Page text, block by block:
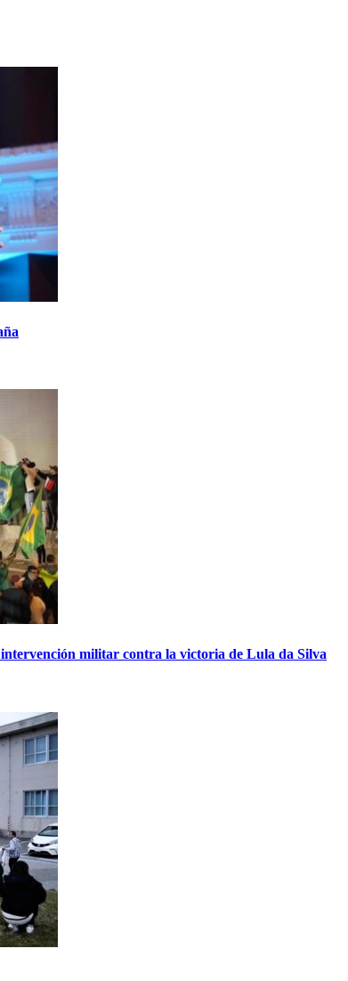
militar contra la victoria de Lula da Silva